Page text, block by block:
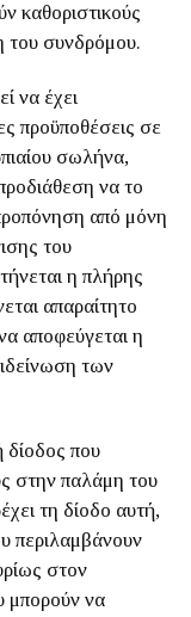
καθοριστικούς
του συνδρόμου.
να έχει
προϋποθέσεις σε
σωλήνα,
να το
από μόνη
του
η πλήρης
απαραίτητο
αποφεύγεται η
των
δίοδος που
στην παλάμη του
τη δίοδο αυτή,
περιλαμβάνουν
στον
μπορούν να